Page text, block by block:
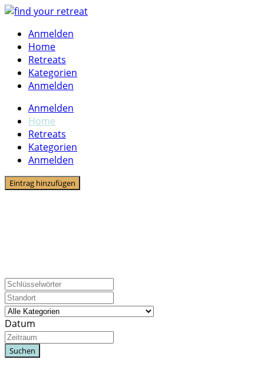
Skip
contentAnmelden
Home
Retreats
Kategorien
Anmelden
Anmelden
Home
Retreats
Kategorien
Anmelden
Eintrag hinzufügen
Datum
Suchen